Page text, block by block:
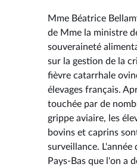
Mme Béatrice
de Mme la ministre
souveraineté
sur la gestion de la
fièvre catarrhale
élevages français.
touchée par de
grippe aviaire, les
bovins et caprins
surveillance. L'année
Pays-Bas que l'on a